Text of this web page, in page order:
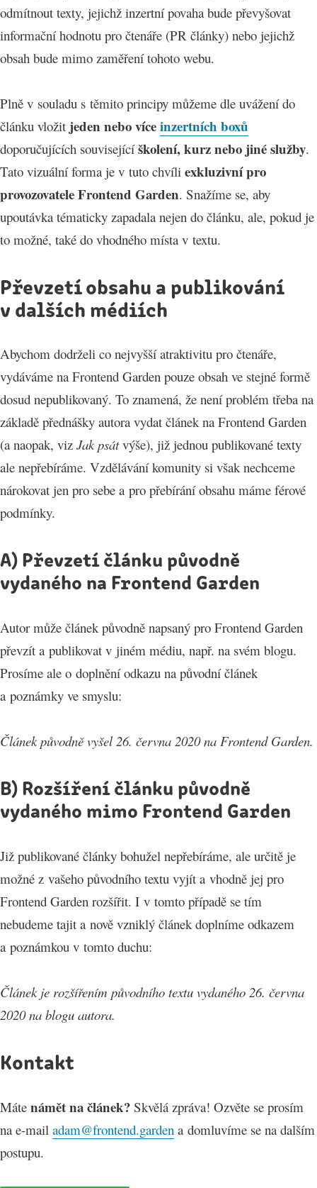
odmítnout texty, jejichž inzertní povaha bude převyšovat
informační hodnotu pro čtenáře (PR články) nebo jejichž
obsah bude mimo zaměření tohoto webu.
Plně v souladu s těmito principy můžeme dle uvážení do
článku vložit jeden nebo víceinzertních boxů
doporučujících souvisejícíškolení, kurz nebo jiné služby.
Tato vizuální forma je v tuto chvíli exkluzivní pro
provozovatele Frontend Garden. Snažíme se, aby
upoutávka tématicky zapadala nejen do článku, ale, pokud je
to možné, také do vhodného místa v textu.
Převzetí obsahu a publikování
v dalších médiích
Abychom dodrželi co nejvyšší atraktivitu pro čtenáře,
vydáváme na Frontend Garden pouze obsah ve stejné formě
dosud nepublikovaný. To znamená, že není problém třeba na
základě přednášky autora vydat článek na Frontend Garden
(a naopak, viz Jak psátvýše), již jednou publikované texty
ale nepřebíráme. Vzdělávání komunity si však nechceme
nárokovat jen pro sebe a pro přebírání obsahu máme férové
podmínky.
A) Převzetí článku původně
vydaného na Frontend Garden
Autor může článek původně napsaný pro Frontend Garden
převzít a publikovat v jiném médiu, např. na svém blogu.
Prosíme ale o doplnění odkazu na původní článek
a poznámky ve smyslu:
Článek původně vyšel 26. června 2020 na Frontend Garden.
B) Rozšíření článku původně
vydaného mimo Frontend Garden
Již publikované články bohužel nepřebíráme, ale určitě je
možné z vašeho původního textu vyjít a vhodně jej pro
Frontend Garden rozšířit. I v tomto případě se tím
nebudeme tajit a nově vzniklý článek doplníme odkazem
a poznámkou v tomto duchu:
Článek je rozšířením původního textu vydaného 26. června
2020 na blogu autora.
Kontakt
Máte námět na článek? Skvělá zpráva! Ozvěte se prosím
na e-mail adam@frontend.garden a domluvíme se na dalším
postupu.